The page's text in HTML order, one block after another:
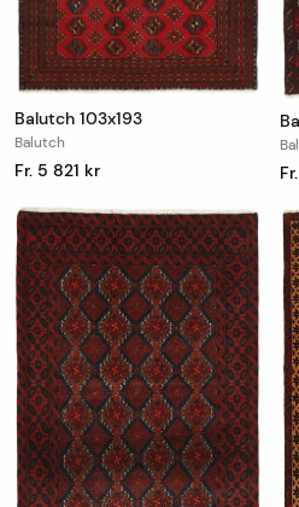
Balutch 103x193
Balutch
Fr. 5 821 kr